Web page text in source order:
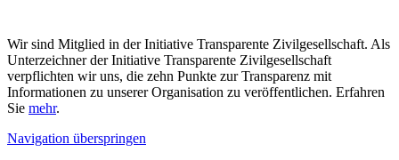
Wir sind Mitglied in der Initiative Transparente Zivilgesellschaft. Als
Unterzeichner der Initiative Transparente Zivilgesellschaft
verpflichten wir uns, die zehn Punkte zur Transparenz mit
Informationen zu unserer Organisation zu veröffentlichen. Erfahren
Sie mehr.
Navigation überspringen